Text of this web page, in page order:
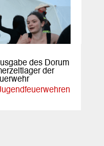
des Dorum
der